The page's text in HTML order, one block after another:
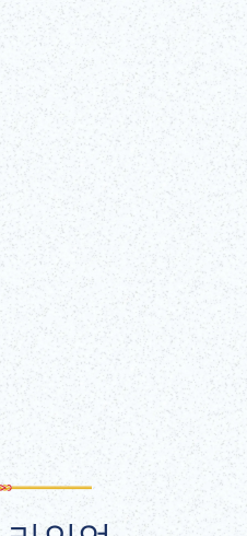
표하는 공연 예술 중 하나인 카부키
램에서는 가부키의 유구한 역사와
다!
2026
! (외부 링크)